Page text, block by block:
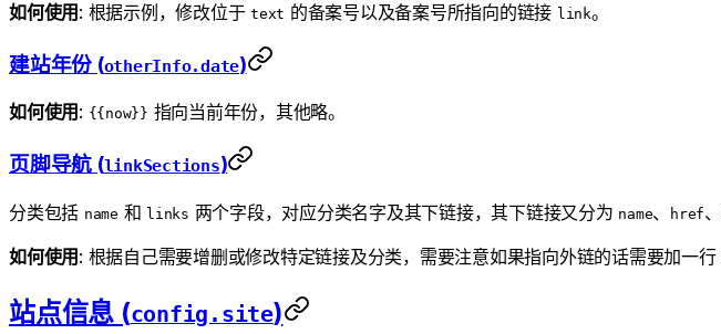
如何使用: 根据示例，修改位于 text 的备案号以及备案号所指向的链接 link。
建站年份 (otherInfo.date)
如何使用 : {{now}} 指向当前年份，其他略。
页脚导航 (linkSections)
分类包括 name 和 links 两个字段，对应分类名字及其下链接，其下链接又分为 name、 href、
如何使用: 根据自己需要增删或修改特定链接及分类，需要注意如果指向外链的话需要加一行
站点信息 (config.site)